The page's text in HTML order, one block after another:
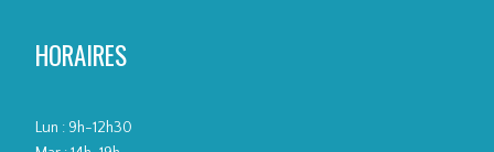
R CONSEI
HORAIRES
Lun : 9h-12h30